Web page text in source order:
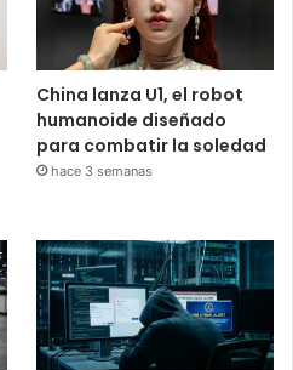
China lanza U1, el robot
humanoide diseñado
para combatir la soledad
hace 3 semanas